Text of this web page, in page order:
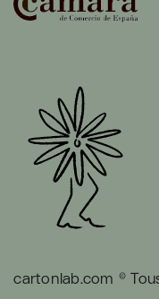
cartonlab.com ©